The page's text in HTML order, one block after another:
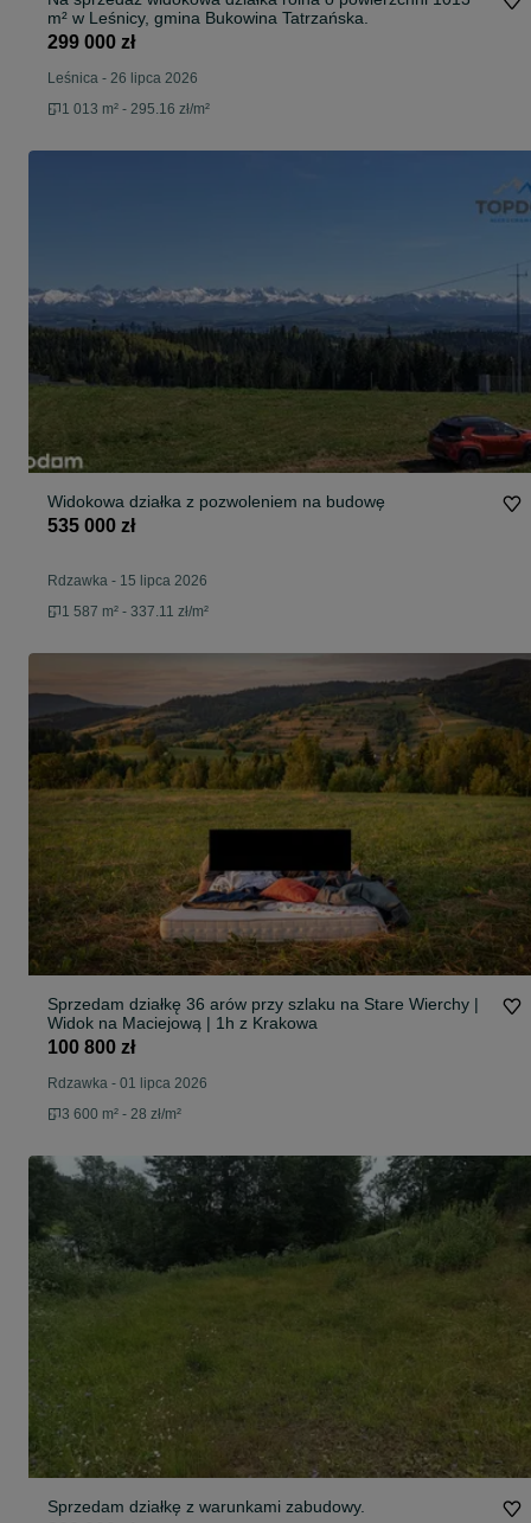
m² w Leśnicy, gmina Bukowina Tatrzańska.
299 000 zł
Leśnica - 26 lipca 2026
1 013 m² - 295.16 zł/m²
Widokowa działka z pozwoleniem na budowę
535 000 zł
Rdzawka - 15 lipca 2026
1 587 m² - 337.11 zł/m²
Sprzedam działkę 36 arów przy szlaku na Stare Wierchy |
Widok na Maciejową | 1h z Krakowa
100 800 zł
Rdzawka - 01 lipca 2026
3 600 m² - 28 zł/m²
Sprzedam działkę z warunkami zabudowy.